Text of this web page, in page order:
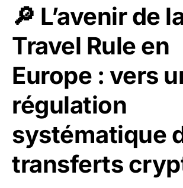
🔎 L’avenir de
Travel Rule en
Europe : vers
régulation
systématique
transferts